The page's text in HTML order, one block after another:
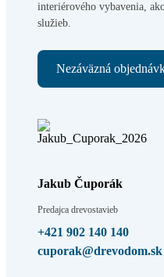
interiérového vybavenia,
služieb.
Nezáväzná
Jakub Čuporák
Predajca drevostavieb
+421 902 140 140
cuporak@drevodom.sk